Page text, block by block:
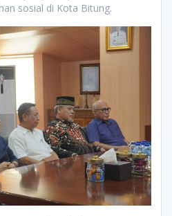
sosial di Kota Bitung.